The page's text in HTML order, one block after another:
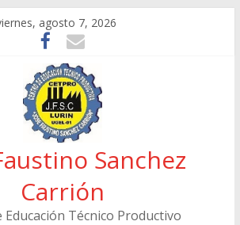
agosto 7, 2026
Sanchez
Carrión
Educación Técnico Productivo